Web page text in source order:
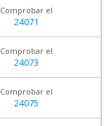
Comprobar el
24071
Comprobar el
24073
Comprobar el
24075